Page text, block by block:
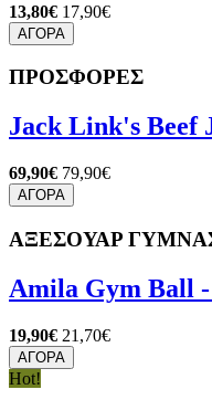
13,80€ 17,90€
ΑΓΟΡΑ
ΠΡΟΣΦΟΡΕΣ
Jack Link's Beef
69,90€ 79,90€
ΑΓΟΡΑ
ΑΞΕΣΟΥΑΡ
Amila Gym Ball
19,90€ 21,70€
ΑΓΟΡΑ
Hot!